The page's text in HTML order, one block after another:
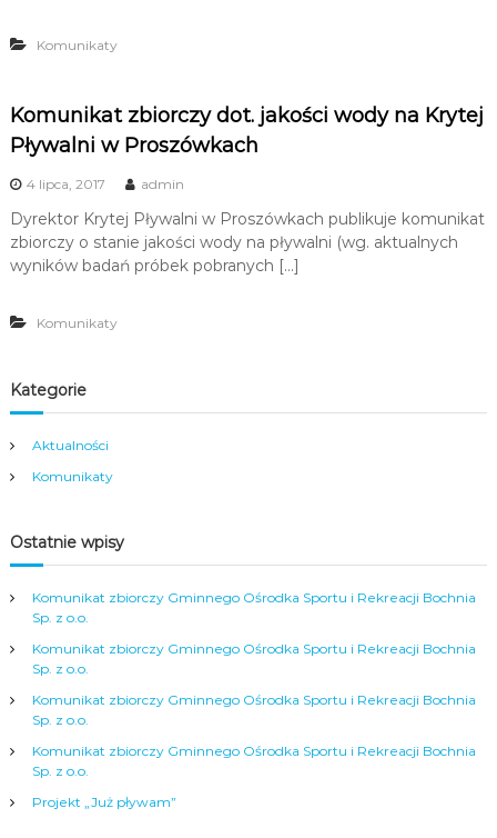
i
Komunikaty
Komunikat zbiorczy dot. jakości wody na Krytej
Pływalni w Proszówkach
4 lipca, 2017 admin
Dyrektor Krytej Pływalni w Proszówkach publikuje komunikat
zbiorczy o stanie jakości wody na pływalni (wg. aktualnych
wyników badań próbek pobranych […]
Komunikaty
Kategorie
Aktualności
Komunikaty
Ostatnie wpisy
Komunikat zbiorczy Gminnego Ośrodka Sportu i Rekreacji Bochnia
Sp. z o.o.
Komunikat zbiorczy Gminnego Ośrodka Sportu i Rekreacji Bochnia
Sp. z o.o.
Komunikat zbiorczy Gminnego Ośrodka Sportu i Rekreacji Bochnia
Sp. z o.o.
Komunikat zbiorczy Gminnego Ośrodka Sportu i Rekreacji Bochnia
Sp. z o.o.
Projekt „Już pływam”